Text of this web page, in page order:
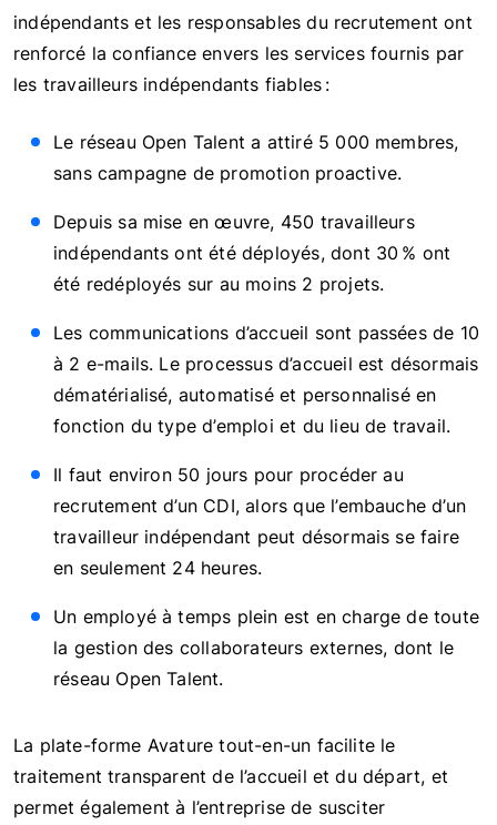
indépendants et les responsables du recrutement ont
renforcé la confiance envers les services fournis par
les travailleurs indépendants fiables :
Le réseau Open Talent a attiré 5 000 membres,
sans campagne de promotion proactive.
Depuis sa mise en œuvre, 450 travailleurs
indépendants ont été déployés, dont 30 % ont
été redéployés sur au moins 2 projets.
Les communications d’accueil sont passées de 10
à 2 e-mails. Le processus d’accueil est désormais
dématérialisé, automatisé et personnalisé en
fonction du type d’emploi et du lieu de travail.
Il faut environ 50 jours pour procéder au
recrutement d’un CDI, alors que l’embauche d’un
travailleur indépendant peut désormais se faire
en seulement 24 heures.
Un employé à temps plein est en charge de toute
la gestion des collaborateurs externes, dont le
réseau Open Talent.
La plate-forme Avature tout-en-un facilite le
traitement transparent de l’accueil et du départ, et
permet également à l’entreprise de susciter